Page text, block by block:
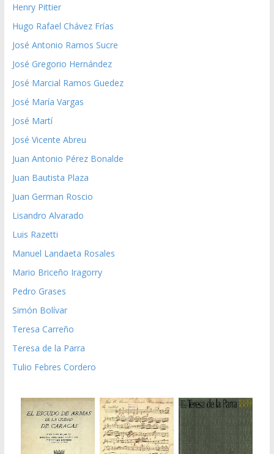
Henry Pittier
Hugo Rafael Chávez Frías
José Antonio Ramos Sucre
José Gregorio Hernández
José Marcial Ramos Guedez
José María Vargas
José Martí
José Vicente Abreu
Juan Antonio Pérez Bonalde
Juan Bautista Plaza
Juan German Roscio
Lisandro Alvarado
Luis Razetti
Manuel Landaeta Rosales
Mario Briceño Iragorry
Pedro Grases
Simón Bolívar
Teresa Carreño
Teresa de la Parra
Tulio Febres Cordero